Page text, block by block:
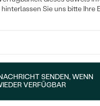
für Eppi
Sie uns bitte Ihre
SENDEN, WENN
VERFÜGBAR